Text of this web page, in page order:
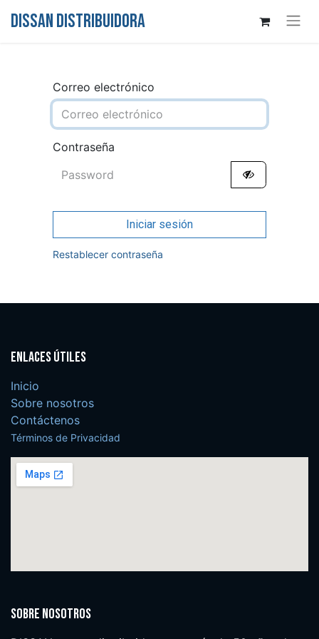
DISSAN DISTRIBUIDORA
Correo electrónico
Contraseña
Iniciar sesión
Restablecer contraseña
Enlaces útiles
Inicio
Sobre nosotros
Contáctenos
Términos de Privacidad
Sobre nosotros